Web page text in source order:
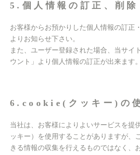
5.個人情報の訂正、削除
お客様からお預かりした個人情報の訂正
よりお知らせ下さい。
また、ユーザー登録された場合、当サイ
ウント」より個人情報の訂正が出来ます。
6.cookie(クッキー)の
当社は、お客様によりよいサービスを提
ッキー）を使用することがありますが、
きる情報の収集を行えるものではなく、